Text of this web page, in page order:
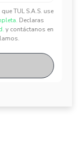
TUL S.A.S. use
Declaras
y contáctanos en
✕
✕